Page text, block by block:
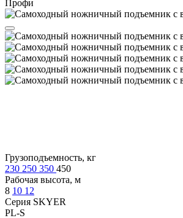
Профи
Грузоподъемность, кг
230 250 350 450
Рабочая высота, м
8 10 12
Серия SKYER
PL-S